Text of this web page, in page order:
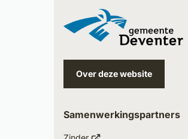
paginainhoud
telefoonnummer)
e-
Over deze website
Samenwerkingspartners